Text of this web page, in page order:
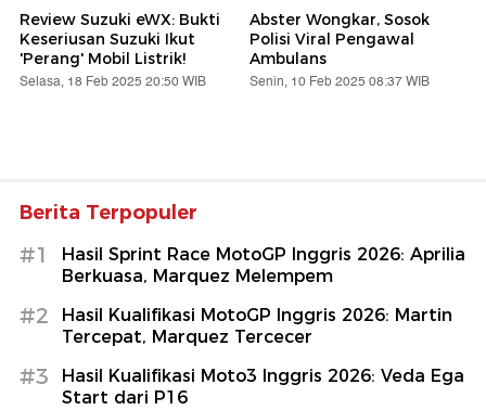
Review Suzuki eWX: Bukti
Keseriusan Suzuki Ikut
'Perang' Mobil Listrik!
Selasa, 18 Feb 2025 20:50 WIB
Abster Wongkar, Sosok
Polisi Viral Pengawal
Ambulans
Senin, 10 Feb 2025 08:37 WIB
Berita Terpopuler
#1
Hasil Sprint Race MotoGP Inggris 2026: Aprilia
Berkuasa, Marquez Melempem
#2
Hasil Kualifikasi MotoGP Inggris 2026: Martin
Tercepat, Marquez Tercecer
#3
Hasil Kualifikasi Moto3 Inggris 2026: Veda Ega
Start dari P16